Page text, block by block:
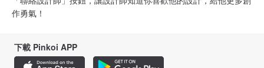
作勇氣！
下載 Pinkoi APP